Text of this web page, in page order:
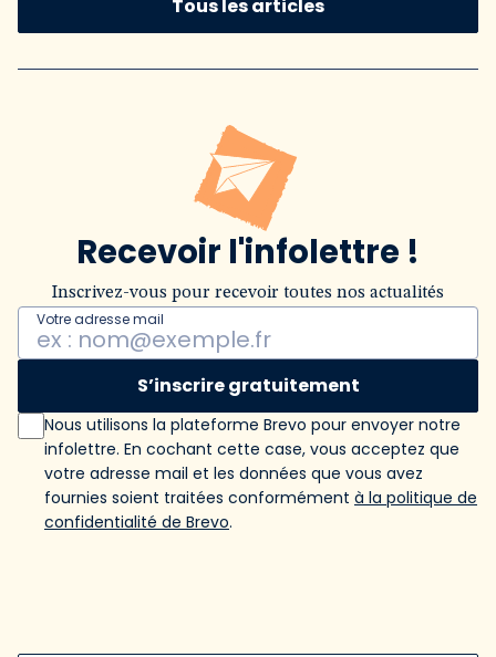
Tous les articles
Recevoir l'infolettre !
Inscrivez-vous pour recevoir toutes nos actualités
Votre adresse mail
S’inscrire gratuitement
Nous utilisons la plateforme Brevo pour envoyer notre
infolettre. En cochant cette case, vous acceptez que
votre adresse mail et les données que vous avez
fournies soient traitées conformément à la politique de
confidentialité de Brevo.